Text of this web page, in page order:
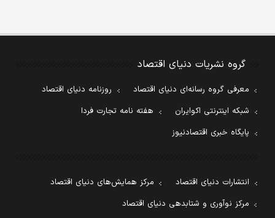
گروه نشریات دنیای اقتصاد
معرفی گروه رسانه‌ای دنیای اقتصاد
روزنامه دنیای اقتصاد
شبکه اینترنتی اکوایران
هفته نامه تجارت فردا
پایگاه خبری اقتصادنیوز
انتشارات دنیای اقتصاد
مرکز همایش‌های دنیای اقتصاد
مرکز نوآوری و شتابدهی دنیای اقتصاد